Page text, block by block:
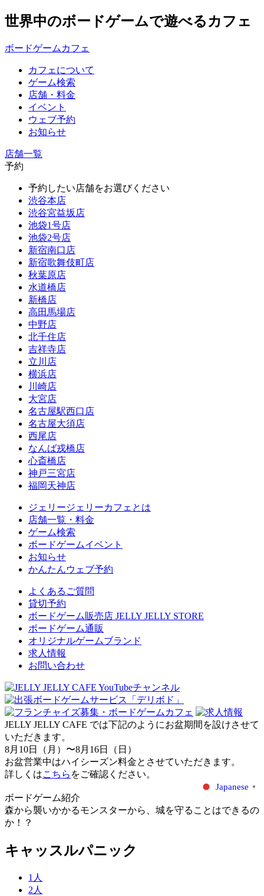
世界中のボードゲームで遊べるカフェ
ボードゲームカフェ
カフェについて
ゲーム検索
店舗・料金
イベント
ウェブ予約
お知らせ
店舗一覧
予約
予約したい店舗をお選びください
渋谷本店
渋谷宮益坂店
池袋1号店
池袋2号店
新宿南口店
新宿歌舞伎町店
秋葉原店
水道橋店
新橋店
高田馬場店
中野店
北千住店
吉祥寺店
立川店
横浜店
川崎店
大宮店
名古屋駅西口店
名古屋大須店
西尾店
なんば戎橋店
心斎橋店
神戸三宮店
福岡天神店
ジェリージェリーカフェとは
店舗一覧・料金
ゲーム検索
ボードゲームイベント
お知らせ
かんたんウェブ予約
よくあるご質問
貸切予約
ボードゲーム販売店 JELLY JELLY STORE
ボードゲーム通販
オリジナルゲームブランド
求人情報
お問い合わせ
JELLY JELLY CAFE では下記のようにお盆期間を設けさせて
いただきます。
8月10日（月）〜8月16日（日）
お盆営業中はハイシーズン料金とさせていただきます。
詳しくはこちら をご確認ください。
Japanese ▼
ボードゲーム紹介
森から襲いかかるモンスターから、城を守ることはできるの
か！？
キャッスルパニック
1人
2人